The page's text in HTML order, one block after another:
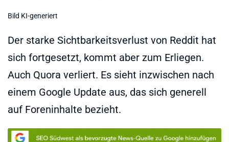
Bild KI-generiert
Der starke Sichtbarkeitsverlust von Reddit hat
sich fortgesetzt, kommt aber zum Erliegen.
Auch Quora verliert. Es sieht inzwischen nach
einem Google Update aus, das sich generell
auf Foreninhalte bezieht.